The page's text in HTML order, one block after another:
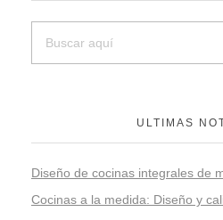
ULTIMAS
Diseño de cocinas integrales de
Cocinas a la medida: Diseño y